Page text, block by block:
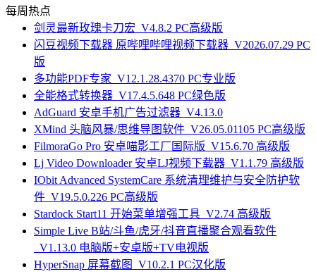
每周热点
剑灵最新玫瑰卡刀宏_V4.8.2 PC高级版
闪豆视频下载器 原哔哩哔哩视频下载器_V2026.07.29 PC
版
多功能PDF专家_V12.1.28.4370 PC专业版
全能格式转换器_V17.4.5.648 PC绿色版
AdGuard 安卓手机广告过滤器_V4.13.0
XMind 头脑风暴/思维导图软件_V26.05.01105 PC高级版
FilmoraGo Pro 安卓喵影工厂国际版_V15.6.70 高级版
Lj Video Downloader 安卓LJ视频下载器_V1.1.79 高级版
IObit Advanced SystemCare 系统清理维护与安全防护软
件_V19.5.0.226 PC高级版
Stardock Start11 开始菜单增强工具_V2.74 高级版
Simple Live B站/斗鱼/虎牙/抖音直播聚合观看软件
_V1.13.0 电脑版+安卓版+TV电视版
HyperSnap 屏幕截图_V10.2.1 PC汉化版